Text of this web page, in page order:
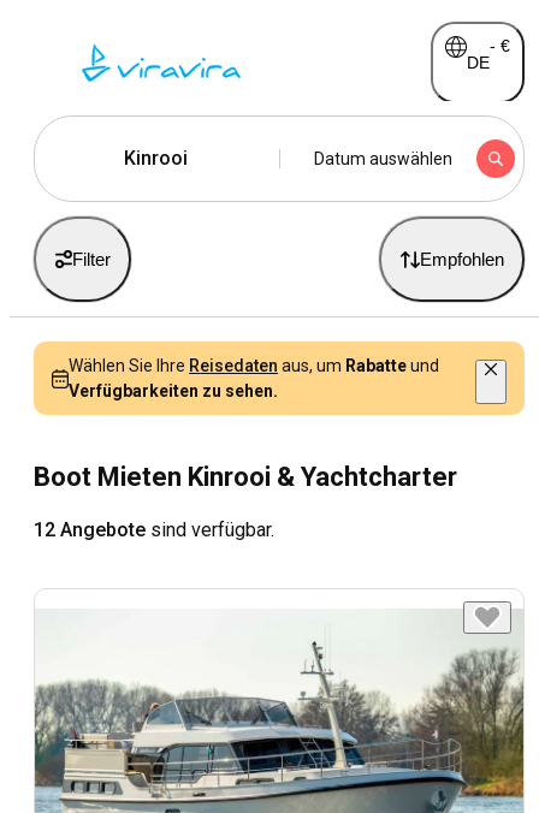
DE
- €
Kinrooi Datum auswählen
Filter Empfohlen
Wählen Sie Ihre Reisedaten aus, um Rabatteund
Verfügbarkeiten zu sehen.
Boot Mieten Kinrooi & Yachtcharter
12 Angebote sind verfügbar.